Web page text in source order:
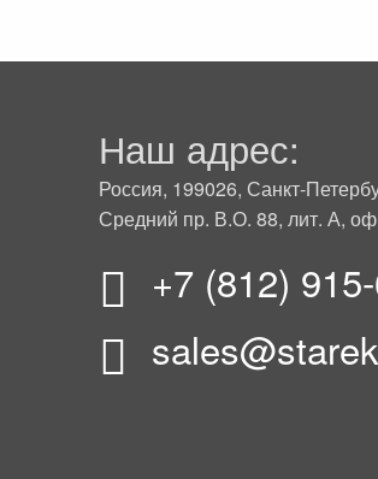
Наш адрес:
Россия, 199026, Санкт-
Средний пр. В.О. 88, лит. А,
+7 (812)